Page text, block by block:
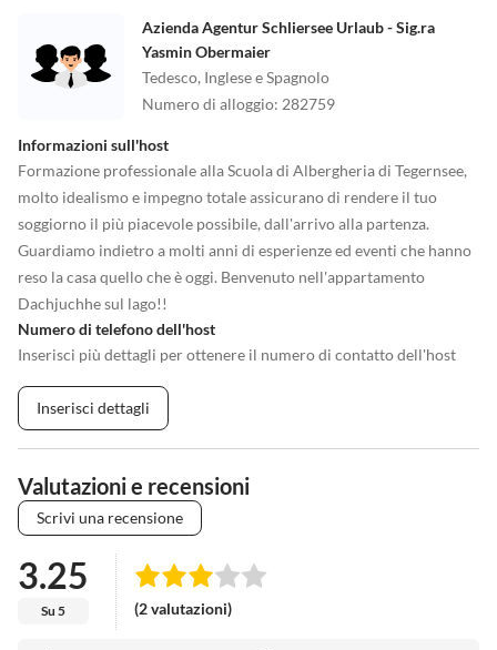
Azienda Agentur Schliersee Urlaub - Sig.ra
Yasmin Obermaier
Tedesco, Inglese e Spagnolo
Numero di alloggio: 282759
Informazioni sull'host
Formazione professionale alla Scuola di Albergheria di Tegernsee,
molto idealismo e impegno totale assicurano di rendere il tuo
soggiorno il più piacevole possibile, dall'arrivo alla partenza.
Guardiamo indietro a molti anni di esperienze ed eventi che hanno
reso la casa quello che è oggi. Benvenuto nell'appartamento
Dachjuchhe sul lago!!
Numero di telefono dell'host
Inserisci più dettagli per ottenere il numero di contatto dell'host
Inserisci dettagli
Valutazioni e recensioni
Scrivi una recensione
3.25
Su 5 (2 valutazioni)